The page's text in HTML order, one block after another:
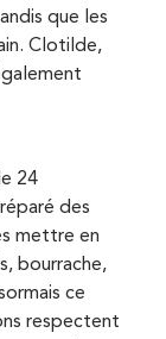
que les
Clotilde,
24
des
mettre en
bourrache,
ce
respectent